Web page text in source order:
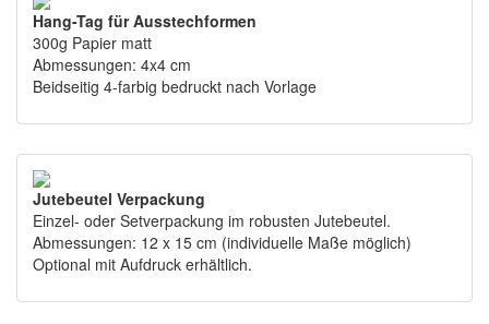
Hang-Tag für Ausstechformen
300g Papier matt
Abmessungen: 4x4 cm
Beidseitig 4-farbig bedruckt nach Vorlage
Jutebeutel Verpackung
Einzel- oder Setverpackung im robusten Jutebeutel.
Abmessungen: 12 x 15 cm (individuelle Maße möglich)
Optional mit Aufdruck erhältlich.